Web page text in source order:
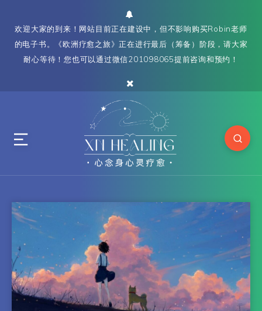
欢迎大家的到来！网站目前正在建设中，但不影响购买Robin老师
的电子书。《欧洲疗愈之旅》正在进行最后（筹备）阶段，请大家
耐心等待！您也可以通过微信201098065提前咨询和预约！